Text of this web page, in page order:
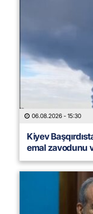
06.08.2026 - 15:30
Kiyev
emal zavodunu